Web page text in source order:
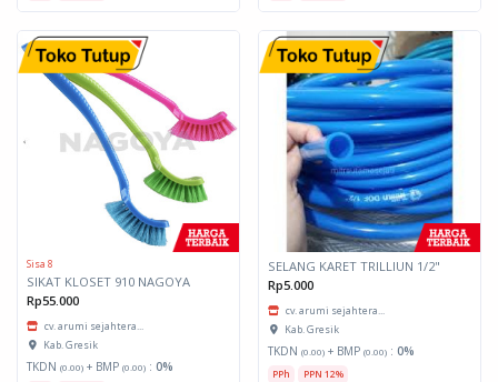
Sisa 8
SIKAT KLOSET 910 NAGOYA
Rp55.000
cv. arumi sejahtera...
Kab. Gresik
TKDN (0.00) + BMP (0.00) : 0%
SELANG KARET TRILLIUN 1/2"
Rp5.000
cv. arumi sejahtera...
Kab. Gresik
TKDN (0.00) + BMP (0.00) : 0%
PPh PPN 12%